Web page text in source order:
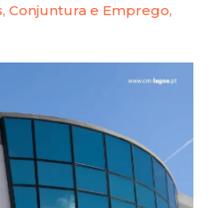
,Conjuntura e Emprego,